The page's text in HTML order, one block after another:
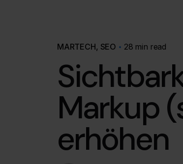
MARTECH SEO 28 min read
Markup
erhöhen